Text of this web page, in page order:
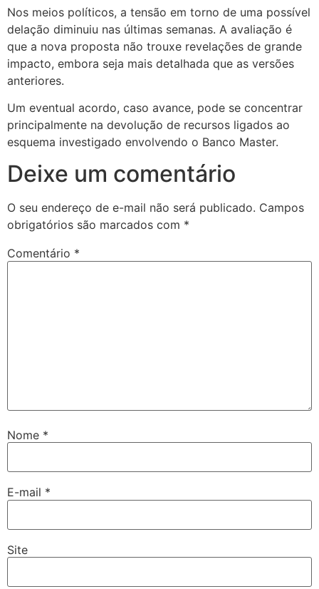
Nos meios políticos, a tensão em torno de uma possível
delação diminuiu nas últimas semanas. A avaliação é
que a nova proposta não trouxe revelações de grande
impacto, embora seja mais detalhada que as versões
anteriores.
Um eventual acordo, caso avance, pode se concentrar
principalmente na devolução de recursos ligados ao
esquema investigado envolvendo o Banco Master.
Deixe um comentário
O seu endereço de e-mail não será publicado. Campos
obrigatórios são marcados com *
Comentário *
Nome *
E-mail *
Site